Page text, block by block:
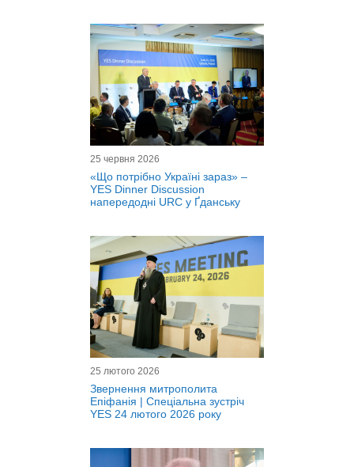
25 червня 2026
«Що потрібно Україні зараз» –
YES Dinner Discussion
напередодні URC у Ґданську
25 лютого 2026
Звернення митрополита
Епіфанія | Спеціальна зустріч
YES 24 лютого 2026 року